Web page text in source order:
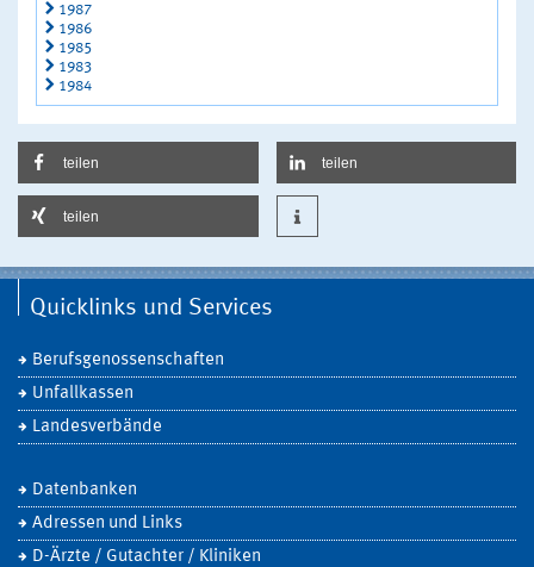
1987
1986
1985
1983
1984
teilen teilen
teilen
Quicklinks und Services
Berufsgenossenschaften
Unfallkassen
Landesverbände
Datenbanken
Adressen und Links
D-Ärzte / Gutachter / Kliniken